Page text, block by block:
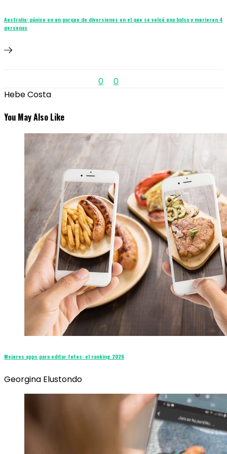
Australia: pánico en un parque de diversiones en el que se volcó una balsa y murieron 4
personas
0
0
Hebe Costa
You May Also Like
Mejores apps para editar fotos: el ranking 2026
Georgina Elustondo